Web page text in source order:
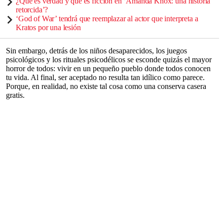
retorcida’?
‘God of War’ tendrá que reemplazar al actor que interpreta a
Kratos por una lesión
Sin embargo, detrás de los niños desaparecidos, los juegos
psicológicos y los rituales psicodélicos se esconde quizás el mayor
horror de todos: vivir en un pequeño pueblo donde todos conocen
tu vida. Al final, ser aceptado no resulta tan idílico como parece.
Porque, en realidad, no existe tal cosa como una conserva casera
gratis.